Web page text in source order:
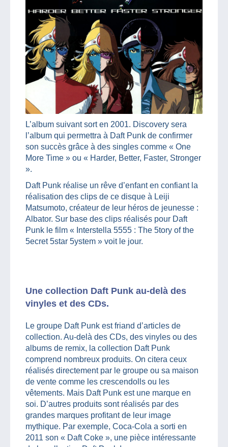
L’album suivant sort en 2001. Discovery sera
l’album qui permettra à Daft Punk de confirmer
son succès grâce à des singles comme « One
More Time » ou « Harder, Better, Faster, Stronger
».
Daft Punk réalise un rêve d’enfant en confiant la
réalisation des clips de ce disque à Leiji
Matsumoto, créateur de leur héros de jeunesse :
Albator. Sur base des clips réalisés pour Daft
Punk le film « Interstella 5555 : The 5tory of the
5ecret 5star 5ystem » voit le jour.
Une collection Daft Punk au-delà des
vinyles et des CDs.
Le groupe Daft Punk est friand d’articles de
collection. Au-delà des CDs, des vinyles ou des
albums de remix, la collection Daft Punk
comprend nombreux produits. On citera ceux
réalisés directement par le groupe ou sa maison
de vente comme les crescendolls ou les
vêtements. Mais Daft Punk est une marque en
soi. D’autres produits sont réalisés par des
grandes marques profitant de leur image
mythique. Par exemple, Coca-Cola a sorti en
2011 son « Daft Coke », une pièce intéressante